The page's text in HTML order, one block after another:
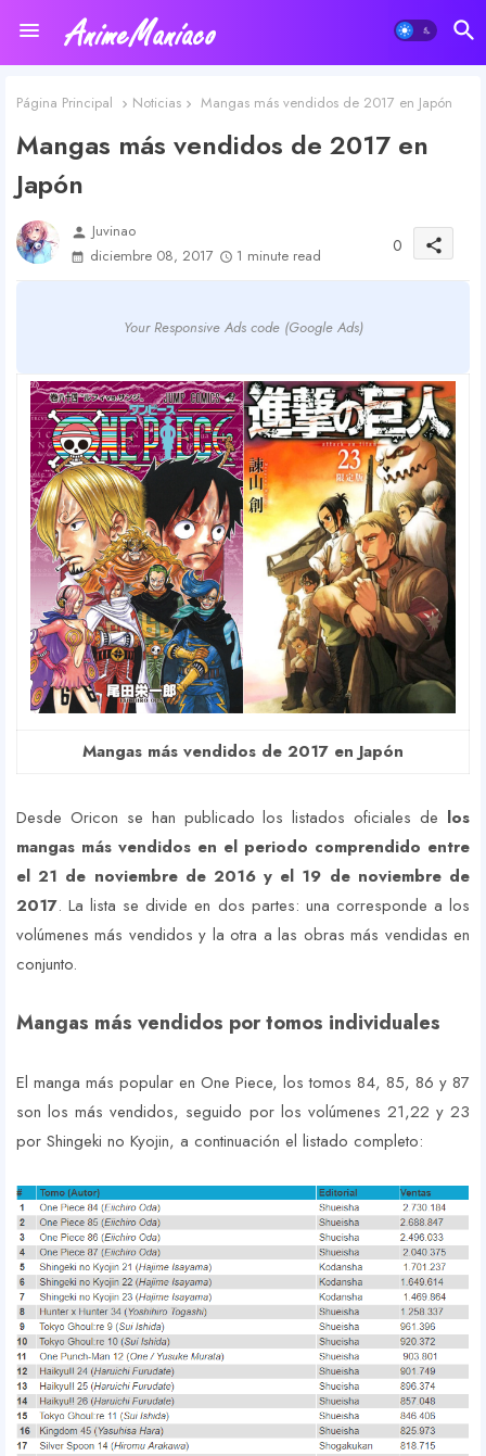
Página Principal Noticias Mangas más vendidos de 2017 en Japón
Mangas más vendidos de 2017 en
Japón
person Juvinao
diciembre 08, 2017
1 minute read 0 share
Your Responsive Ads code (Google Ads)
Mangas más vendidos de 2017 en Japón
Desde Oricon se han publicado los listados oficiales de los
mangas más vendidos en el periodo comprendido entre
el 21 de noviembre de 2016 y el 19 de noviembre de
2017. La lista se divide en dos partes: una corresponde a los
volúmenes más vendidos y la otra a las obras más vendidas en
conjunto.
Mangas más vendidos por tomos individuales
El manga más popular en One Piece, los tomos 84, 85, 86 y 87
son los más vendidos, seguido por los volúmenes 21,22 y 23
por Shingeki no Kyojin, a continuación el listado completo: